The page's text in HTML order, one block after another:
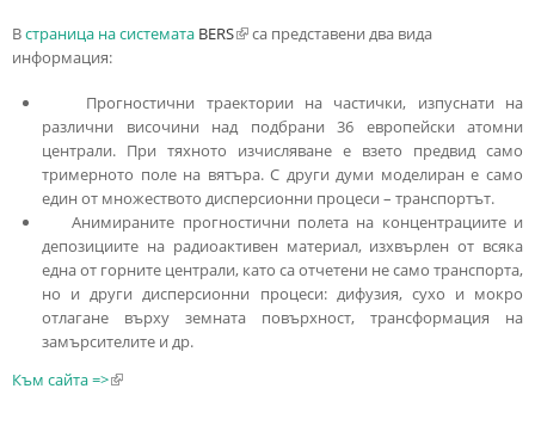
Встраница на системата BERS(link is external)
са представени два вида
информация:
Прогностични траектории на частички, изпуснати на
различни височини над подбрани 36 европейски атомни
централи. При тяхното изчисляване е взето предвид само
тримерното поле на вятъра. С други думи моделиран е само
един от множеството дисперсионни процеси – транспортът.
Анимираните прогностични полета на концентрациите и
депозициите на радиоактивен материал, изхвърлен от всяка
една от горните централи, като са отчетени не само транспорта,
но и други дисперсионни процеси: дифузия, сухо и мокро
отлагане върху земната повърхност, трансформация на
замърсителите и др.
Към сайта =>(link is external)